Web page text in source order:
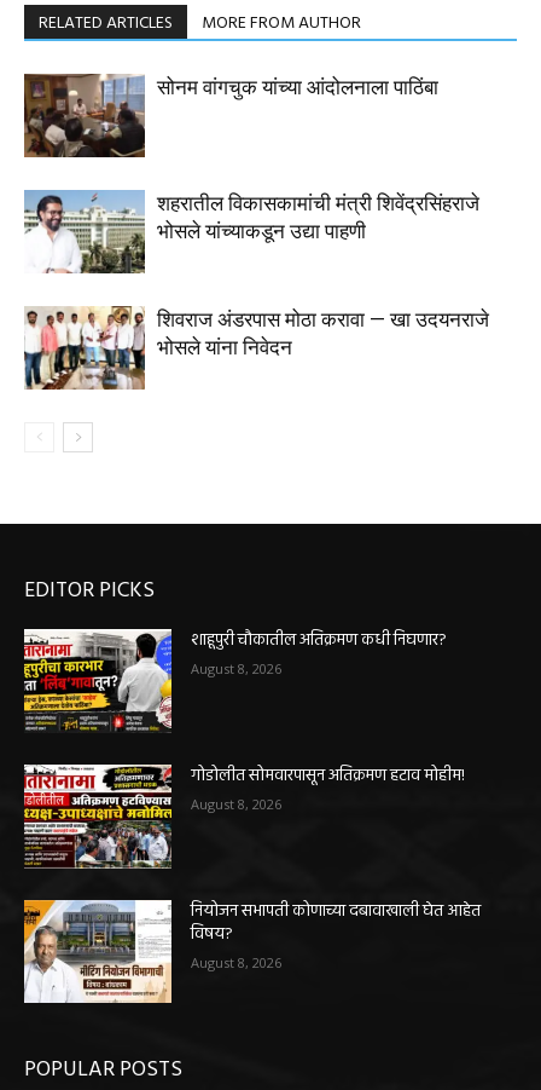
RELATED ARTICLES MORE FROM AUTHOR
सोनम वांगचुक यांच्या आंदोलनाला पाठिंबा
शहरातील विकासकामांची मंत्री शिवेंद्रसिंहराजे
भोसले यांच्याकडून उद्या पाहणी
शिवराज अंडरपास मोठा करावा — खा उदयनराजे
भोसले यांना निवेदन
EDITOR PICKS
शाहूपुरी चौकातील अतिक्रमण कधी निघणार?
August 8, 2026
गोडोलीत सोमवारपासून अतिक्रमण हटाव मोहीम!
August 8, 2026
नियोजन सभापती कोणाच्या दबावाखाली घेत आहेत
विषय?
August 8, 2026
POPULAR POSTS